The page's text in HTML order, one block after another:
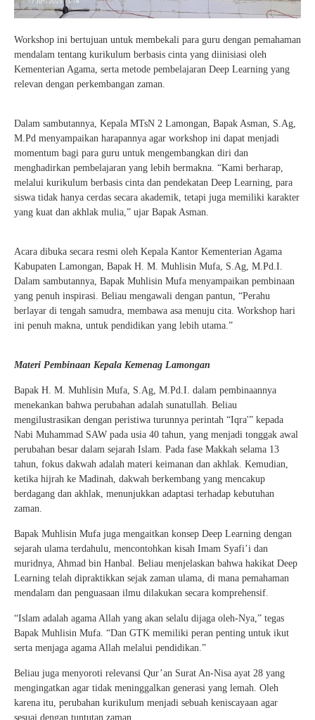
Workshop ini bertujuan untuk membekali para guru dengan pemahaman
mendalam tentang kurikulum berbasis cinta yang diinisiasi oleh
Kementerian Agama, serta metode pembelajaran Deep Learning yang
relevan dengan perkembangan zaman.
Dalam sambutannya, Kepala MTsN 2 Lamongan, Bapak Asman, S.Ag,
M.Pd menyampaikan harapannya agar workshop ini dapat menjadi
momentum bagi para guru untuk mengembangkan diri dan
menghadirkan pembelajaran yang lebih bermakna. “Kami berharap,
melalui kurikulum berbasis cinta dan pendekatan Deep Learning, para
siswa tidak hanya cerdas secara akademik, tetapi juga memiliki karakter
yang kuat dan akhlak mulia,” ujar Bapak Asman.
Acara dibuka secara resmi oleh Kepala Kantor Kementerian Agama
Kabupaten Lamongan, Bapak H. M. Muhlisin Mufa, S.Ag, M.Pd.I.
Dalam sambutannya, Bapak Muhlisin Mufa menyampaikan pembinaan
yang penuh inspirasi. Beliau mengawali dengan pantun, “Perahu
berlayar di tengah samudra, membawa asa menuju cita. Workshop hari
ini penuh makna, untuk pendidikan yang lebih utama.”
Materi Pembinaan Kepala Kemenag Lamongan
Bapak H. M. Muhlisin Mufa, S.Ag, M.Pd.I. dalam pembinaannya
menekankan bahwa perubahan adalah sunatullah. Beliau
mengilustrasikan dengan peristiwa turunnya perintah “Iqra'” kepada
Nabi Muhammad SAW pada usia 40 tahun, yang menjadi tonggak awal
perubahan besar dalam sejarah Islam. Pada fase Makkah selama 13
tahun, fokus dakwah adalah materi keimanan dan akhlak. Kemudian,
ketika hijrah ke Madinah, dakwah berkembang yang mencakup
berdagang dan akhlak, menunjukkan adaptasi terhadap kebutuhan
zaman.
Bapak Muhlisin Mufa juga mengaitkan konsep Deep Learning dengan
sejarah ulama terdahulu, mencontohkan kisah Imam Syafi’i dan
muridnya, Ahmad bin Hanbal. Beliau menjelaskan bahwa hakikat Deep
Learning telah dipraktikkan sejak zaman ulama, di mana pemahaman
mendalam dan penguasaan ilmu dilakukan secara komprehensif.
“Islam adalah agama Allah yang akan selalu dijaga oleh-Nya,” tegas
Bapak Muhlisin Mufa. “Dan GTK memiliki peran penting untuk ikut
serta menjaga agama Allah melalui pendidikan.”
Beliau juga menyoroti relevansi Qur’an Surat An-Nisa ayat 28 yang
mengingatkan agar tidak meninggalkan generasi yang lemah. Oleh
karena itu, perubahan kurikulum menjadi sebuah keniscayaan agar
sesuai dengan tuntutan zaman.